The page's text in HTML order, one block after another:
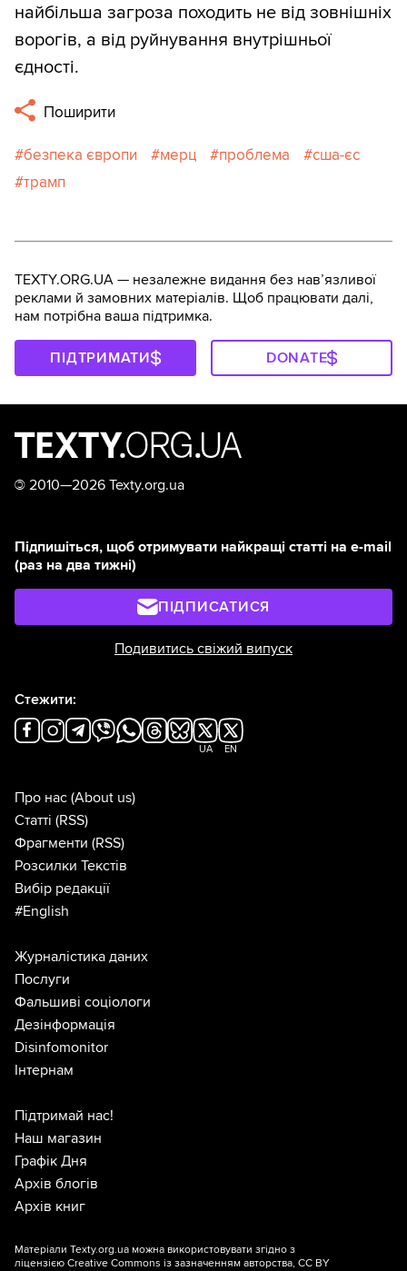
найбільша загроза походить не від зовнішніх
ворогів, а від руйнування внутрішньої
єдності.
Поширити
безпека європи мерц проблема
сша-єс
трамп
TEXTY.ORG.UA — незалежне видання без навʼязливої
реклами й замовних матеріалів. Щоб працювати далі,
нам потрібна ваша підтримка.
ПІДТРИМАТИ DONATE
© 2010—2026 Texty.org.ua
Підпишіться, щоб отримувати найкращі статті на e-mail
(раз на два тижні)
ПІДПИСАТИСЯ
Подивитись свіжий випуск
Стежити:
UA EN
Про нас (About us)
Статті (RSS)
Фрагменти (RSS)
Розсилки Текстів
Вибір редакції
#English
Журналістика даних
Послуги
Фальшиві соціологи
Дезінформація
Disinfomonitor
Інтернам
Підтримай нас!
Наш магазин
Графік Дня
Архів блогів
Архів книг
Матеріали Texty.org.ua можна використовувати згідно з
ліцензією Creative Commons із зазначенням авторства, CC BY